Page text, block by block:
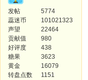
发帖
5774
蕊迷币
101021323
声望
22464
贡献值
980
好评度
438
糖果
3623
黄金
16079
转盘点数
1151